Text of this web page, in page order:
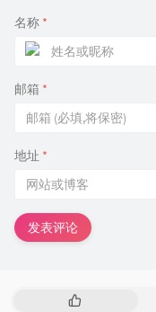
名称 *
邮箱 *
地址 *
发表评论
热